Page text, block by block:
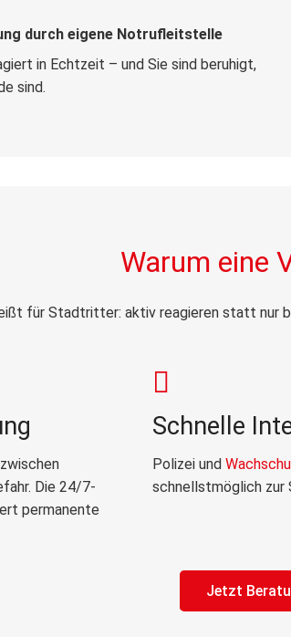
durch eigene Notrufleitstelle
in Echtzeit – und Sie sind beruhigt,
sind.
Warum eine
für Stadtritter: aktiv reagieren statt nur
Die 24/7-
permanente
Schnelle
Polizei und
schnellstmöglich zur
Jetzt